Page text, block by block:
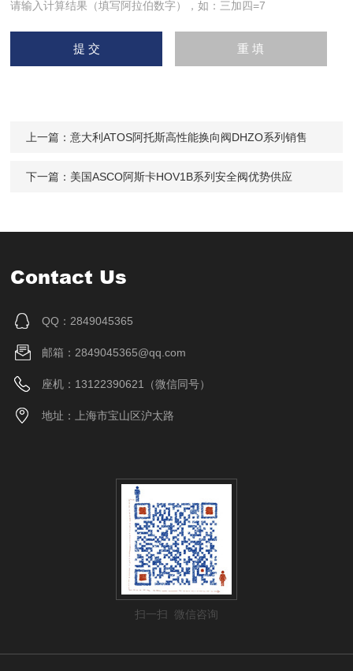
请输入计算结果（填写阿拉伯数字），如：三加四=7
上一篇：意大利ATOS阿托斯高性能换向阀DHZO系列销售
下一篇： 美国ASCO阿斯卡HOV1B系列安全阀优势供应
Contact Us
QQ：2849045365
邮箱：2849045365@qq.com
座机：13122390621（微信同号）
地址：上海市宝山区沪太路
扫一扫 微信咨询